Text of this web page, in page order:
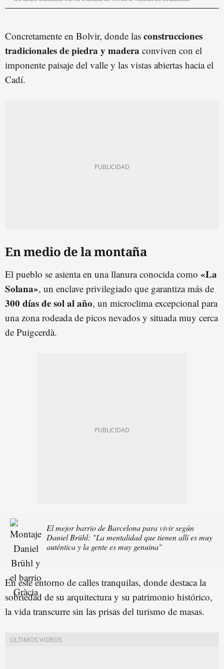
Concretamente en Bolvir, donde las construcciones
tradicionales de piedra y madera conviven con el
imponente paisaje del valle y las vistas abiertas hacia el
Cadí.
En medio de la montaña
El pueblo se asienta en una llanura conocida como «La
Solana», un enclave privilegiado que garantiza más de
300 días de sol al año, un microclima excepcional para
una zona rodeada de picos nevados y situada muy cerca
de Puigcerdà.
El mejor barrio de Barcelona para vivir según
Daniel Brühl: "La mentalidad que tienen allí es muy
auténtica y la gente es muy genuina"
En este entorno de calles tranquilas, donde destaca la
sobriedad de su arquitectura y su patrimonio histórico,
la vida transcurre sin las prisas del turismo de masas.